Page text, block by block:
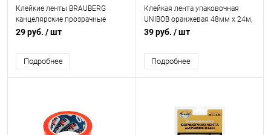
Клейкие ленты BRAUBERG
канцелярские прозрачные
12мм*10м 12шт
29 руб. / шт
Подробнее
Клейкая лента упаковочная
UNIBOB оранжевая 48мм х 24м,
45мкм
39 руб. / шт
Подробнее